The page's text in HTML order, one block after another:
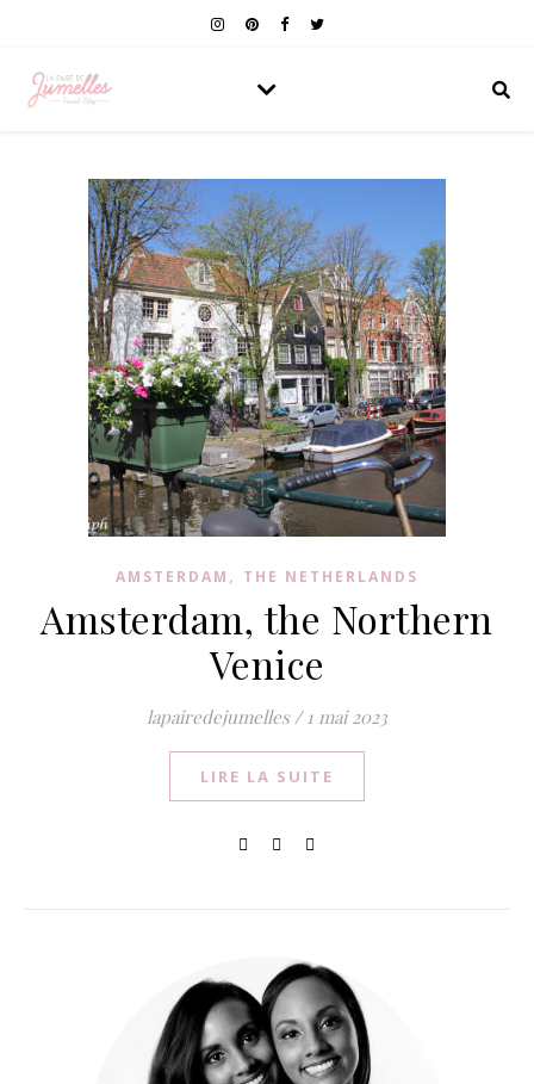
AMSTERDAM , THE NETHERLANDS
Amsterdam, the Northern
Venice
lapairedejumelles / 1 mai 2023
LIRE LA SUITE